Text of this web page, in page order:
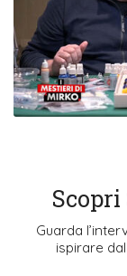
Scopri
Guarda
ispirare